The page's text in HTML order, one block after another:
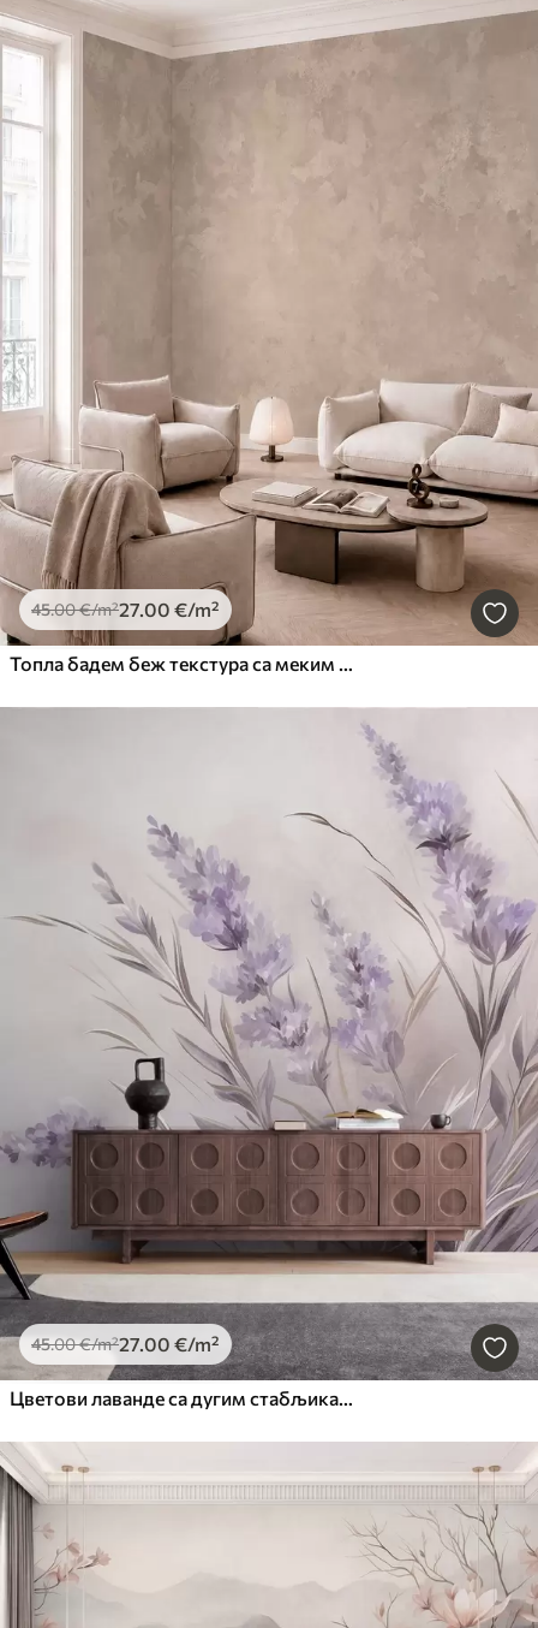
45.00€/m²27.00 €/m²
Топла бадем беж текстура са меким природним тоналним прелазима
45.00€/m²27.00 €/m²
Цветови лаванде са дугим стабљикама и листовима, мека пастелна текстурирана уметност